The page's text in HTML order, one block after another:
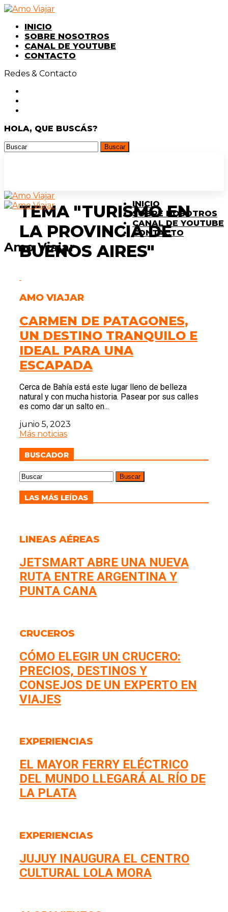
INICIO
SOBRE NOSOTROS
CANAL DE YOUTUBE
CONTACTO
Redes & Contacto
HOLA, QUE BUSCÁS?
Amo Viajar
INICIO
SOBRE NOSOTROS
CANAL DE YOUTUBE
CONTACTO
TEMA "TURISMO EN
LA PROVINCIA DE
BUENOS AIRES"
AMO VIAJAR
CARMEN DE PATAGONES,
UN DESTINO TRANQUILO E
IDEAL PARA UNA
ESCAPADA
Cerca de Bahía está este lugar lleno de belleza
natural y con mucha historia. Pasear por sus calles
es como dar un salto en...
junio 5, 2023
Más noticias
BUSCADOR
LAS MÁS LEÍDAS
LINEAS AÉREAS
JETSMART ABRE UNA NUEVA
RUTA ENTRE ARGENTINA Y
PUNTA CANA
CRUCEROS
CÓMO ELEGIR UN CRUCERO:
PRECIOS, DESTINOS Y
CONSEJOS DE UN EXPERTO EN
VIAJES
EXPERIENCIAS
EL MAYOR FERRY ELÉCTRICO
DEL MUNDO LLEGARÁ AL RÍO DE
LA PLATA
EXPERIENCIAS
JUJUY INAUGURA EL CENTRO
CULTURAL LOLA MORA